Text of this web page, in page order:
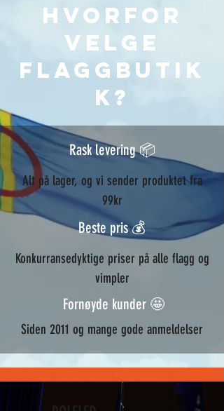
Hvorfor
velge
flaggbutik
k?
Rask levering 📦
Alt på lager, og vi sender produktet fra
99kr
Beste pris 💰
Konkurransedyktige priser på alle flagg og
vimpler
Fornøyde kunder 🤩
Siden 2011 og mange gode anmeldelser